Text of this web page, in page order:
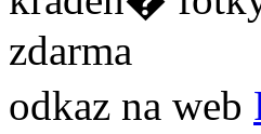
odkaz na web